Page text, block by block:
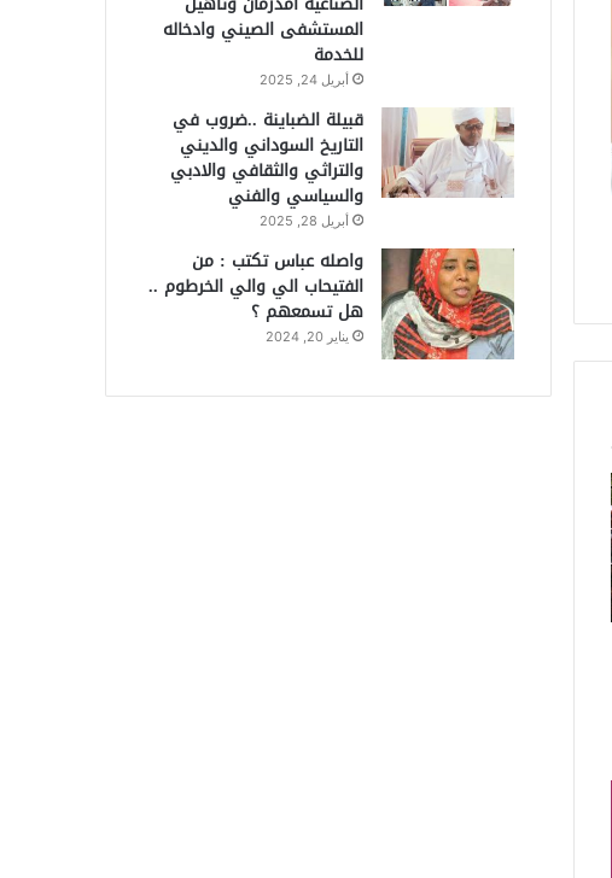
المستشفى الصيني وادخاله
للخدمة
أبريل 24, 2025
قبيلة الضباينة ..ضروب في
التاريخ السوداني والديني
والتراثي والثقافي والادبي
والسياسي والفني
أبريل 28, 2025
واصله عباس تكتب : من
الفتيحاب الي والي الخرطوم ..
هل تسمعهم ؟
يناير 20, 2024